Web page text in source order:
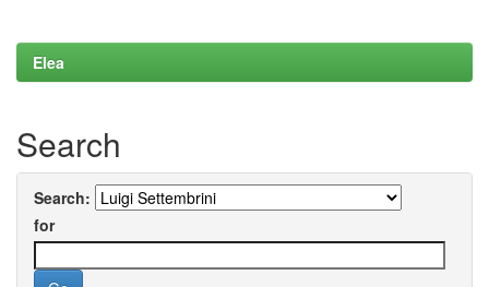
Elea
Search
Search:
for